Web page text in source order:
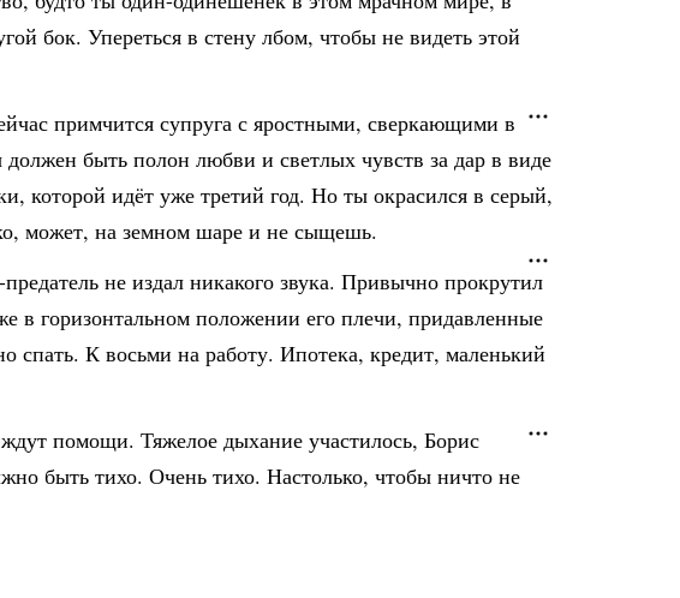
бок. Упереться в стену лбом, чтобы не видеть этой
примчится супруга с яростными, сверкающими в
быть полон любви и светлых чувств за дар в виде
которой идёт уже третий год. Но ты окрасился в серый,
может, на земном шаре и не сыщешь.
не издал никакого звука. Привычно прокрутил
в горизонтальном положении его плечи, придавленные
спать. К восьми на работу. Ипотека, кредит, маленький
помощи. Тяжелое дыхание участилось, Борис
быть тихо. Очень тихо. Настолько, чтобы ничто не